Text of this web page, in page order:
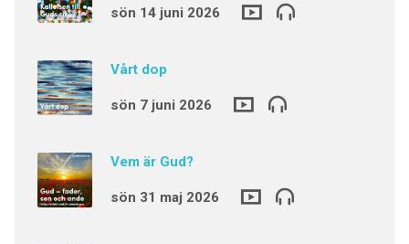
sön 14 juni 2026
Vårt dop
sön 7 juni 2026
Vem är Gud?
sön 31 maj 2026